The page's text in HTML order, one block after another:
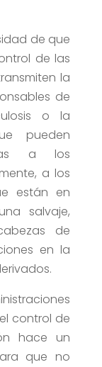
de que
de las
la
de
o la
pueden
a los
a los
están en
salvaje,
de
en la
control de
hace un
que no